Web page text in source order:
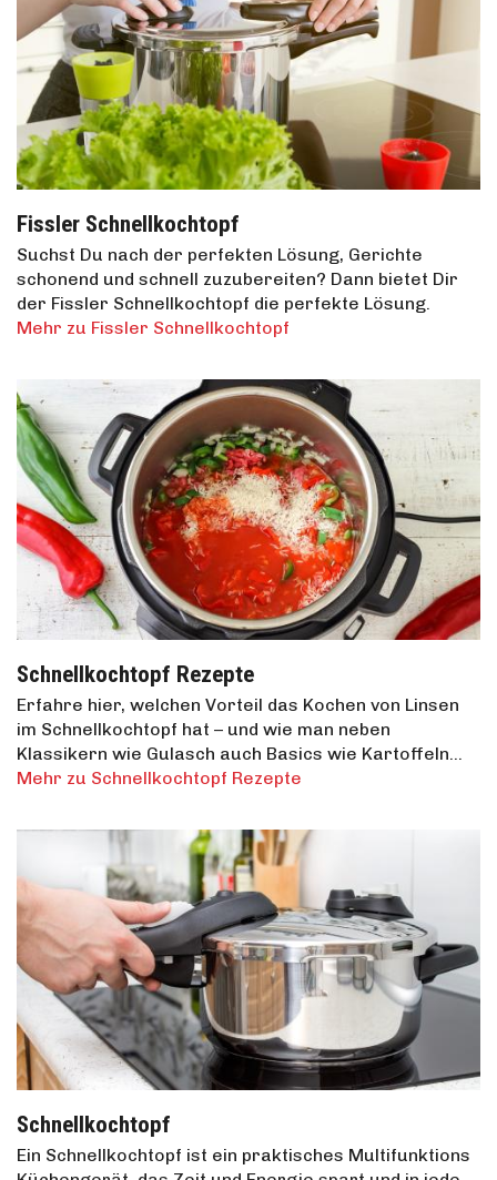
Fissler Schnellkochtopf
Suchst Du nach der perfekten Lösung, Gerichte
schonend und schnell zuzubereiten? Dann bietet Dir
der Fissler Schnellkochtopf die perfekte Lösung.
Mehr zu Fissler Schnellkochtopf
Schnellkochtopf Rezepte
Erfahre hier, welchen Vorteil das Kochen von Linsen
im Schnellkochtopf hat – und wie man neben
Klassikern wie Gulasch auch Basics wie Kartoffeln…
Mehr zu Schnellkochtopf Rezepte
Schnellkochtopf
Ein Schnellkochtopf ist ein praktisches Multifunktions